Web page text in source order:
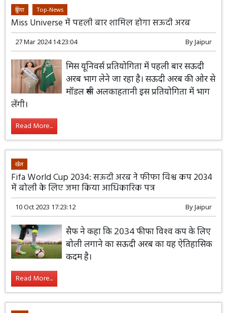
दुनिया Top-News
Miss Universe में पहली बार शामिल होगा सऊदी अरब
27 Mar 2024 14:23:04 ByJaipur
मिस यूनिवर्स प्रतियोगिता में पहली बार सऊदी
अरब भाग लेने जा रहा है। सऊदी अरब की ओर से
मॉडल रूमी अलकाहतानी इस प्रतियोगिता में भाग
लेंगी।
Read More...
खेल
Fifa World Cup 2034: सऊदी अरब ने फीफा विश्व कप 2034
में बोली के लिए जमा किया आधिकारिक पत्र
10 Oct 2023 17:23:12 ByJaipur
सैफ ने कहा कि 2034 फीफा विश्व कप के लिए
बोली लगाने का सऊदी अरब का यह ऐतिहासिक
कदम है।
Read More...